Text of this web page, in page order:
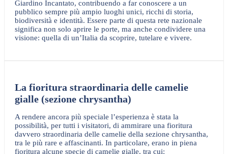
Giardino Incantato, contribuendo a far conoscere a un
pubblico sempre più ampio luoghi unici, ricchi di storia,
biodiversità e identità. Essere parte di questa rete nazionale
significa non solo aprire le porte, ma anche condividere una
visione: quella di un’Italia da scoprire, tutelare e vivere.
La fioritura straordinaria delle camelie
gialle (sezione chrysantha)
A rendere ancora più speciale l’esperienza è stata la
possibilità, per tutti i visitatori, di ammirare una fioritura
davvero straordinaria delle camelie della sezione chrysantha,
tra le più rare e affascinanti. In particolare, erano in piena
fioritura alcune specie di camelie gialle, tra cui: